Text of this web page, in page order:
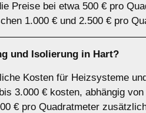
Preise bei etwa 500 € pro
1.000 € und 2.500 € pro
und Isolierung in Hart?
Kosten für Heizsysteme
3.000 € kosten, abhängig
€ pro Quadratmeter